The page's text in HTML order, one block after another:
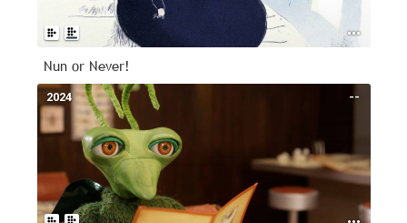
Nun or Never!
--
2024